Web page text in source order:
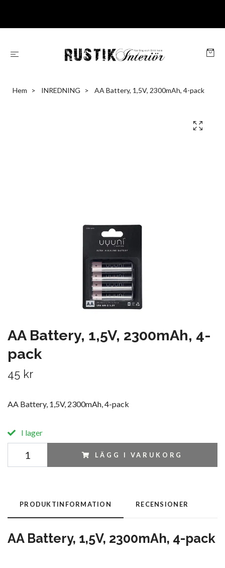
Hem INREDNING AA Battery, 1,5V, 2300mAh, 4-pack
AA Battery, 1,5V, 2300mAh, 4-
pack
45 kr
AA Battery, 1,5V, 2300mAh, 4-pack
I lager
LÄGG I VARUKORG
PRODUKTINFORMATION RECENSIONER
AA Battery, 1,5V, 2300mAh, 4-pack